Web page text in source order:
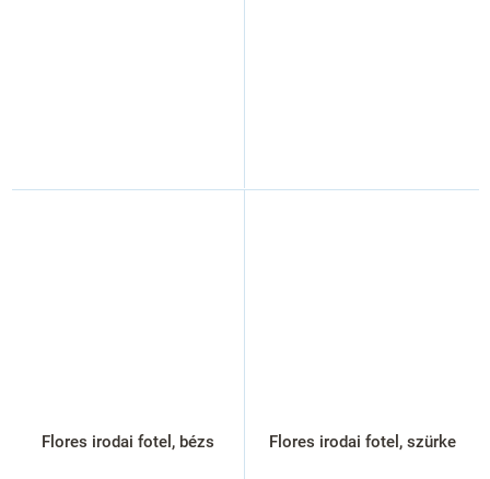
Flores irodai fotel, bézs Flores irodai fotel, szürke